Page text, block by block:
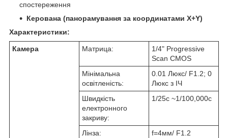
спостереження
Керована (панорамування за координатами X+Y)
Характеристики:
Камера Матрица:
1/4" Progressive
Scan CMOS
Мінімальна
освітленість:
0.01 Люкс/ F1.2; 0
Люкс з ІЧ
Швидкість
електронного
закриву:
1/25с ~1/100,000с
Лінза:
f=4мм/ F1.2